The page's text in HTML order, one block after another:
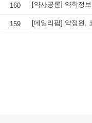
160 [약사공론] 약학정
159 [데일리팜] 약정원,